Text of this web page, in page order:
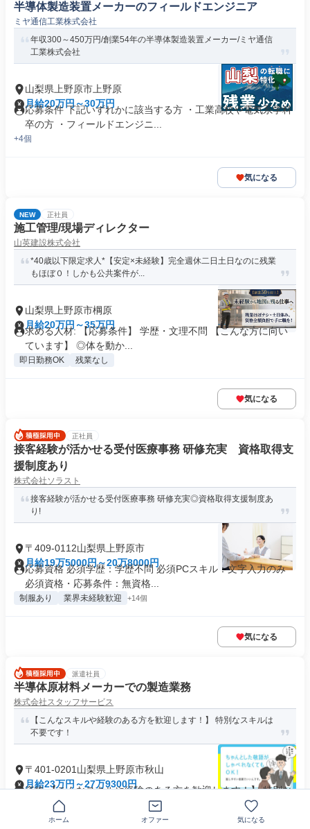
半導体製造装置メーカーのフィールドエンジニア
ミヤ通信工業株式会社
年収300～450万円/創業54年の半導体製造装置メーカー/ミヤ通信
工業株式会社
山梨県上野原市上野原
月給20万円～30万円
応募条件 下記いずれかに該当する方 ・工業高校や電気系学科
卒の方 ・フィールドエンジニ...
+4個
気になる
NEW 正社員
施工管理/現場ディレクター
山英建設株式会社
*40歳以下限定求人*【安定×未経験】完全週休二日土日なのに残業
もほぼ０！しかも公共案件が...
山梨県上野原市棡原
月給20万円～35万円
求める人材: 【応募条件】 学歴・文理不問 【こんな方に向い
ています】 ◎体を動か...
即日勤務OK 残業なし
気になる
正社員
接客経験が活かせる受付医療事務 研修充実 資格取得支
援制度あり
株式会社ソラスト
接客経験が活かせる受付医療事務 研修充実◎資格取得支援制度あ
り!
〒409-0112山梨県上野原市
月給19万5000円～20万8000円
応募資格 必須学歴：学歴不問 必須PCスキル：文字入力のみ
必須資格・応募条件：無資格...
制服あり 業界未経験歓迎 +14個
気になる
派遣社員
半導体原材料メーカーでの製造業務
株式会社スタッフサービス
【こんなスキルや経験のある方を歓迎します！】 特別なスキルは
不要です！
〒401-0201山梨県上野原市秋山
月給23万円～27万9300円
資格 【こんなスキルや経験のある方を歓迎します！】 特別な
スキルは不要です！ 理系学...
業界未経験歓迎
ホーム オファー 気になる